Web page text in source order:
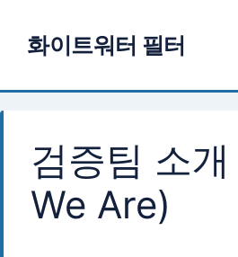
화이트워터 필터
검증팀 소
We Are)